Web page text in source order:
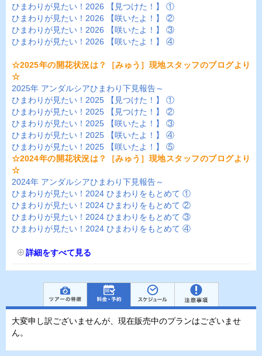
ひまわりが見たい！2026 【見つけた！】 ①
ひまわりが見たい！2026 【咲いたよ！】 ②
ひまわりが見たい！2026 【咲いたよ！】 ③
ひまわりが見たい！2026 【咲いたよ！】 ④
☆2025年の開花状況は？［みゅう］現地スタッフのブログより
☆
2025年 アンダルシアひまわり下見報告～
ひまわりが見たい！2025 【見つけた！】 ①
ひまわりが見たい！2025 【見つけた！】 ②
ひまわりが見たい！2025 【咲いたよ！】 ③
ひまわりが見たい！2025 【咲いたよ！】 ④
ひまわりが見たい！2025 【咲いたよ！】 ⑤
☆2024年の開花状況は？［みゅう］現地スタッフのブログより
☆
2024年 アンダルシアひまわり下見報告～
ひまわりが見たい！2024 ひまわりをもとめて ①
ひまわりが見たい！2024 ひまわりをもとめて ②
ひまわりが見たい！2024 ひまわりをもとめて ③
ひまわりが見たい！2024 ひまわりをもとめて ④
詳細をすべて見る
大変申し訳ございませんが、現在販売中のプランはございませ
ん。